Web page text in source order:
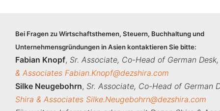
Bei Fragen zu Wirtschaftsthemen, Steuern, Buchhaltung und
Unternehmensgründungen in Asien kontaktieren Sie bitte:
Fabian Knopf, Sr. Associate, Co-Head of German
& Associates Fabian.Knopf@dezshira.com
Silke Neugebohrn, Sr. Associate, Co-Head of German
Shira & Associates Silke.Neugebohrn@dezshira.com